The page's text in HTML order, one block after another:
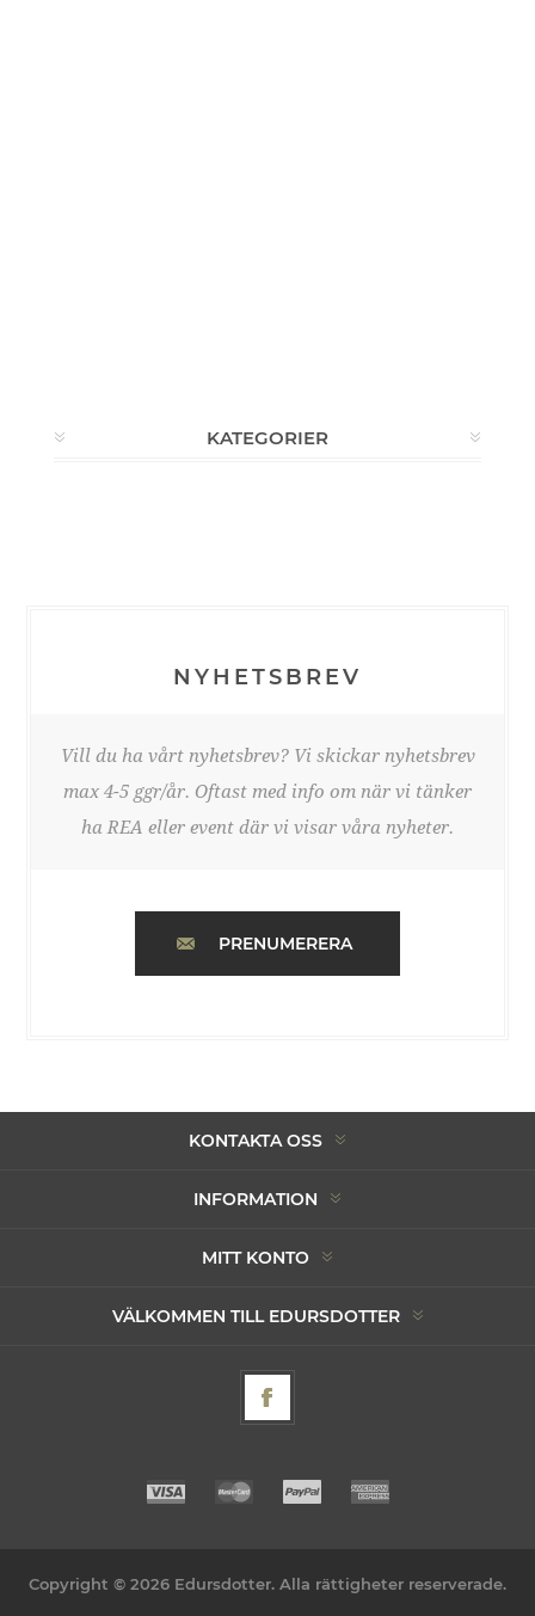
KATEGORIER
NYHETSBREV
Vill du ha vårt nyhetsbrev? Vi skickar nyhetsbrev
max 4-5 ggr/år. Oftast med info om när vi tänker
ha REA eller event där vi visar våra nyheter.
PRENUMERERA
KONTAKTA OSS
INFORMATION
MITT KONTO
VÄLKOMMEN TILL EDURSDOTTER
Copyright © 2026 Edursdotter. Alla rättigheter reserverade.